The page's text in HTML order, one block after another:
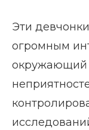
Эти
огромным
окружающий